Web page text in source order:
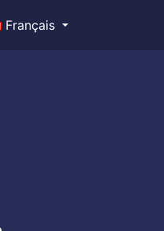
Français